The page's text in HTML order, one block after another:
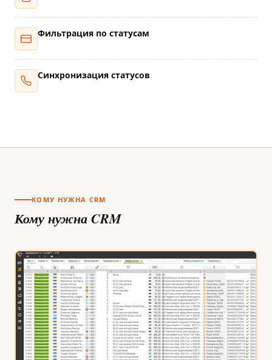
Фильтрация по статусам
Синхронизация статусов
КОМУ НУЖНА CRM
Кому нужна CRM